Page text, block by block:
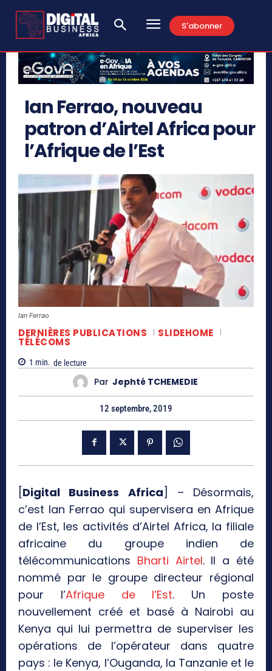
S'abonner
Ian Ferrao, nouveau
patron d’Airtel Africa pour
l’Afrique de l’Est
Ian Ferrao
DERNIÈRES PUBLICATIONS SLIDEHOME
TÉLÉCOMS
1 min. de lecture
Par Jephté TCHEMEDIE
12 septembre, 2019
[Digital Business Africa] – Désormais,
c’est Ian Ferrao qui supervisera en Afrique
de l’Est, les activités d’Airtel Africa, la filiale
africaine du groupe indien de
télécommunications Bharti Airtel. Il a été
nommé par le groupe directeur régional
pour l’Afrique de l’Est. Un poste
nouvellement créé et basé à Nairobi au
Kenya qui lui permettra de superviser les
opérations de l’opérateur dans quatre
pays : le Kenya, l’Ouganda, la Tanzanie et le